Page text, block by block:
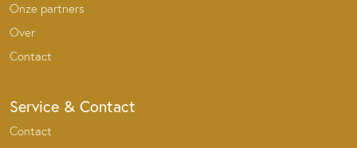
Onze partners
Over
Contact
Service & Contact
Contact